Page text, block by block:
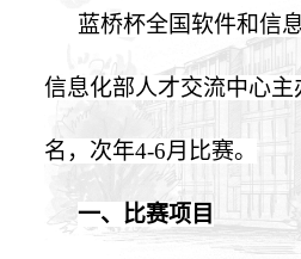
蓝桥杯全国软件和信
信息化部人才交流中心
名，次年4-6月比赛。
一、比赛项目